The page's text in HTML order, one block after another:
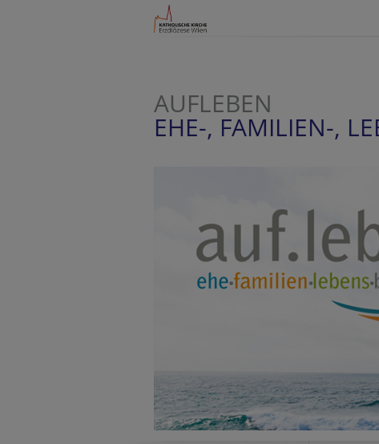
AUFLEBEN
EHE-, FAMILIEN-,